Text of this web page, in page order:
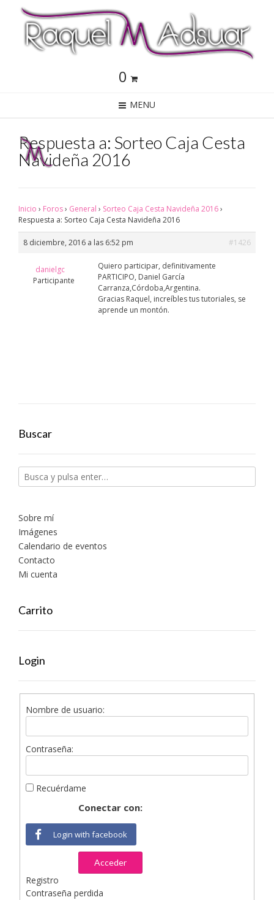
0
MENU
Respuesta a: Sorteo Caja Cesta
Navideña 2016
Inicio › Foros› General › Sorteo Caja Cesta Navideña 2016›
Respuesta a: Sorteo Caja Cesta Navideña 2016
8 diciembre, 2016 a las 6:52 pm #1426
danielgc
Participante
Quiero participar, definitivamente
PARTICIPO, Daniel García
Carranza,Córdoba,Argentina.
Gracias Raquel, increíbles tus tutoriales, se
aprende un montón.
Buscar
Sobre mí
Imágenes
Calendario de eventos
Contacto
Mi cuenta
Carrito
Login
Nombre de usuario:
Contraseña:
Recuérdame
Conectar con:
Login with facebook
Acceder
Registro
Contraseña perdida